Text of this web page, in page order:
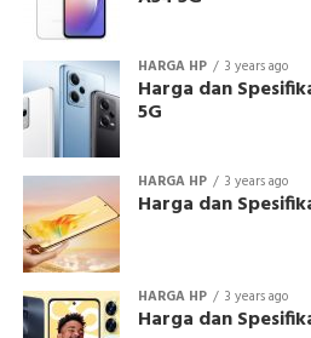
HARGA HP 3 years ago
Harga dan
5G
HARGA HP 3 years ago
Harga dan
HARGA HP 3 years ago
Harga dan